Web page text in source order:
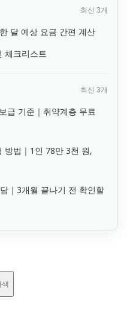
최신 3개
달 예상 요금 간편 계산
체크리스트
최신 3개
급 기준｜취약계층 무료
방법｜1인 78만 3천 원,
｜3개월 끝나기 전 확인할
색